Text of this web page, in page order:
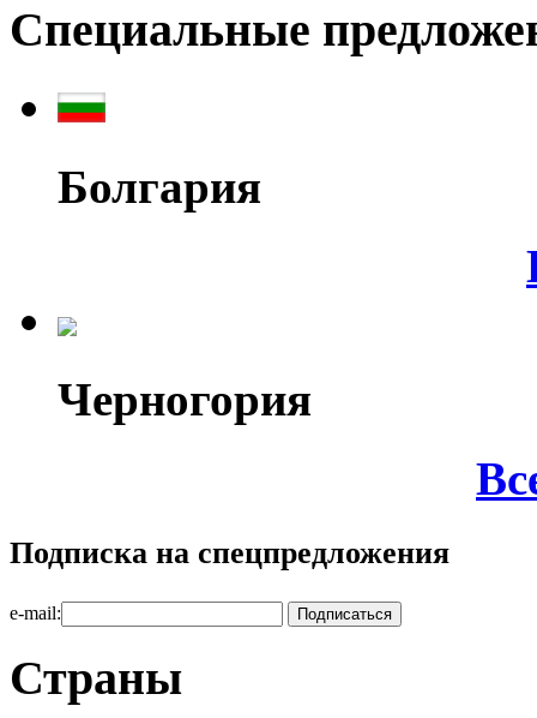
Специальные
Болгария
Черногория
Подписка на спецпредложения
e-mail:
Страны